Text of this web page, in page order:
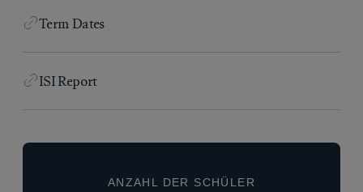
Term Dates
ISI Report
ANZAHL DER SCHÜLER